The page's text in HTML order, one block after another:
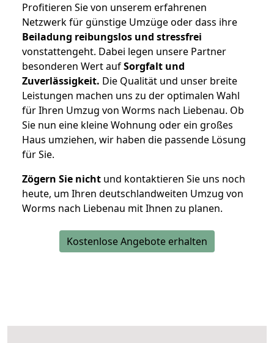
Profitieren Sie von unserem erfahrenen
Netzwerk für günstige Umzüge oder dass ihre
Beiladung reibungslos und stressfrei
vonstattengeht. Dabei legen unsere Partner
besonderen Wert aufSorgfalt und
Zuverlässigkeit. Die Qualität und unser breite
Leistungen machen uns zu der optimalen Wahl
für Ihren Umzug von Worms nach Liebenau. Ob
Sie nun eine kleine Wohnung oder ein großes
Haus umziehen, wir haben die passende Lösung
für Sie.
Zögern Sie nicht und kontaktieren Sie uns noch
heute, um Ihren deutschlandweiten Umzug von
Worms nach Liebenau mit Ihnen zu planen.
Kostenlose Angebote erhalten